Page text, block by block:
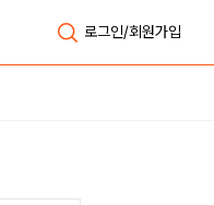
로그인/회원가입